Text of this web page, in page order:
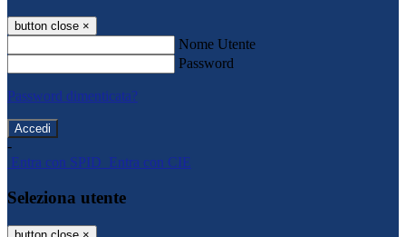
button close ×
Nome Utente
Password
Password dimenticata?
-
Entra con SPID Entra con CIE
Seleziona utente